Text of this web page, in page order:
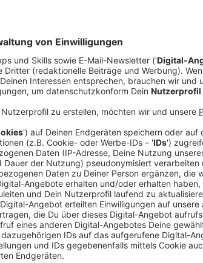
Kooperationspartnern des jeweiligen
Durchführung des jeweiligen Gewinnspiels
Angehörige (§ 15 Abgabenordnung) ersten
Lebenspartner in eheähnlicher Gemeinschaft.
4. Ablauf des Gewinnspiels/
Über den Ablauf des jeweiligen Gewinnspiels
RADIO WMW, ggf. auch in besonderen
Dies betrifft u.a. Beginn und Ende des Spiels,
Gewinnfragen bzw. -aufgaben.
Der Moderator wählt je nach Spieldramaturgie
Spielvariante, z.B. Zufallsprinzip) aus, die
Anforderungen bzw. der Spielmechanismus
on Air kommuniziert.
Der Gewinnspielaufruf ist beendet, sobald ein
anders lautende Informationen kommuniziert